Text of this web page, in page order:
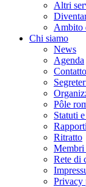
Altri
Ambito
Chi siamo
News
Agenda
Contatto
Pôle
Statuti
Ritratto
Membri
Rete di
Privacy